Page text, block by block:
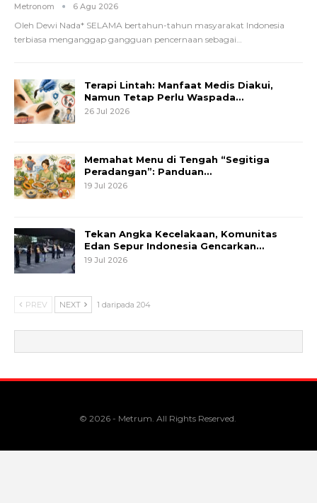
Metronom 6 Agu 2026
Oleh Dewi Nada* SELAMA bertahun-tahun masyarakat Indonesia
terbiasa menganggap gangguan pencernaan sebagai
Terapi Lintah: Manfaat Medis Diakui,
Namun Tetap Perlu Waspada…
26 Jul 2026
Memahat Menu di Tengah “Segitiga
Peradangan”: Panduan…
19 Jul 2026
Tekan Angka Kecelakaan, Komunitas
Edan Sepur Indonesia Gencarkan…
19 Jul 2026
PREV NEXT 1 daripada 204
© 2026 - Metrum. All Rights Reserved.